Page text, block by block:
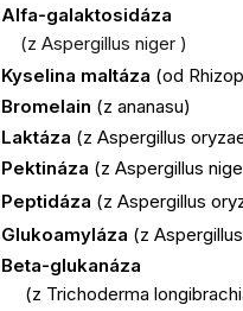
Alfa-galaktosidáza
(z Aspergillus niger )
Kyselina maltáza (od
Bromelain (z ananasu)
Laktáza (z Aspergillus
Pektináza (z Aspergillus
Peptidáza (z Aspergillus
Glukoamyláza (z
Beta-glukanáza
(z Trichoderma